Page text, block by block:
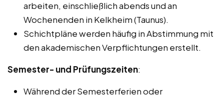
arbeiten, einschließlich abends und an
Wochenenden in Kelkheim (Taunus).
Schichtpläne werden häufig in Abstimmung mit
den akademischen Verpflichtungen erstellt.
Semester- und Prüfungszeiten:
Während der Semesterferien oder